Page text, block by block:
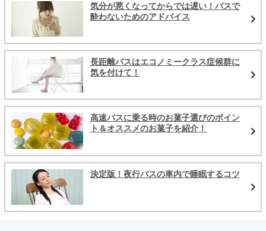
気分が悪くなってからでは遅い！バスで
酔わないためのアドバイス
長距離バスはエコノミークラス症候群に
気を付けて！
高速バスに乗る時のお菓子選びのポイン
ト＆オススメのお菓子を紹介！
決定版！夜行バスの車内で睡眠するコツ